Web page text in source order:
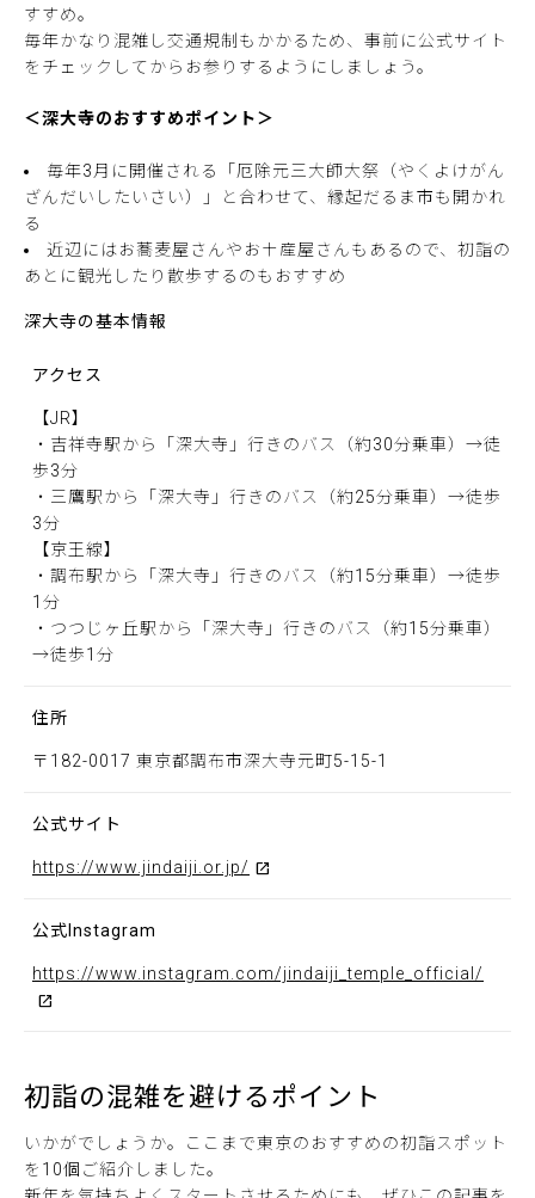
すすめ。
毎年かなり混雑し交通規制もかかるため、事前に公式サイト
をチェックしてからお参りするようにしましょう。
＜深大寺のおすすめポイント＞
毎年3月に開催される「厄除元三大師大祭（やくよけがん
ざんだいしたいさい）」と合わせて、縁起だるま市も開かれ
る
近辺にはお蕎麦屋さんやお土産屋さんもあるので、初詣の
あとに観光したり散歩するのもおすすめ
深大寺の基本情報
アクセス
【JR】
・吉祥寺駅から「深大寺」行きのバス（約30分乗車）→徒
歩3分
・三鷹駅から「深大寺」行きのバス（約25分乗車）→徒歩
3分
【京王線】
・調布駅から「深大寺」行きのバス（約15分乗車）→徒歩
1分
・つつじヶ丘駅から「深大寺」行きのバス（約15分乗車）
→徒歩1分
住所
〒182-0017 東京都調布市深大寺元町5-15-1
公式サイト
https://www.jindaiji.or.jp/
公式Instagram
https://www.instagram.com/jindaiji_temple_official/
初詣の混雑を避けるポイント
いかがでしょうか。ここまで東京のおすすめの初詣スポット
を10個ご紹介しました。